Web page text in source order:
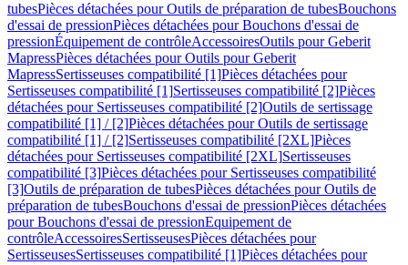
tubesPièces détachées pour Outils de préparation de tubesBouchons
d'essai de pressionPièces détachées pour Bouchons d'essai de
pressionÉquipement de contrôleAccessoiresOutils pour Geberit
MapressPièces détachées pour Outils pour Geberit
MapressSertisseuses compatibilité [1]Pièces détachées pour
Sertisseuses compatibilité [1]Sertisseuses compatibilité [2]Pièces
détachées pour Sertisseuses compatibilité [2]Outils de sertissage
compatibilité [1] / [2]Pièces détachées pour Outils de sertissage
compatibilité [1] / [2]Sertisseuses compatibilité [2XL]Pièces
détachées pour Sertisseuses compatibilité [2XL]Sertisseuses
compatibilité [3]Pièces détachées pour Sertisseuses compatibilité
[3]Outils de préparation de tubesPièces détachées pour Outils de
préparation de tubesBouchons d'essai de pressionPièces détachées
pour Bouchons d'essai de pressionEquipement de
contrôleAccessoiresSertisseusesPièces détachées pour
SertisseusesSertisseuses compatibilité [1]Pièces détachées pour